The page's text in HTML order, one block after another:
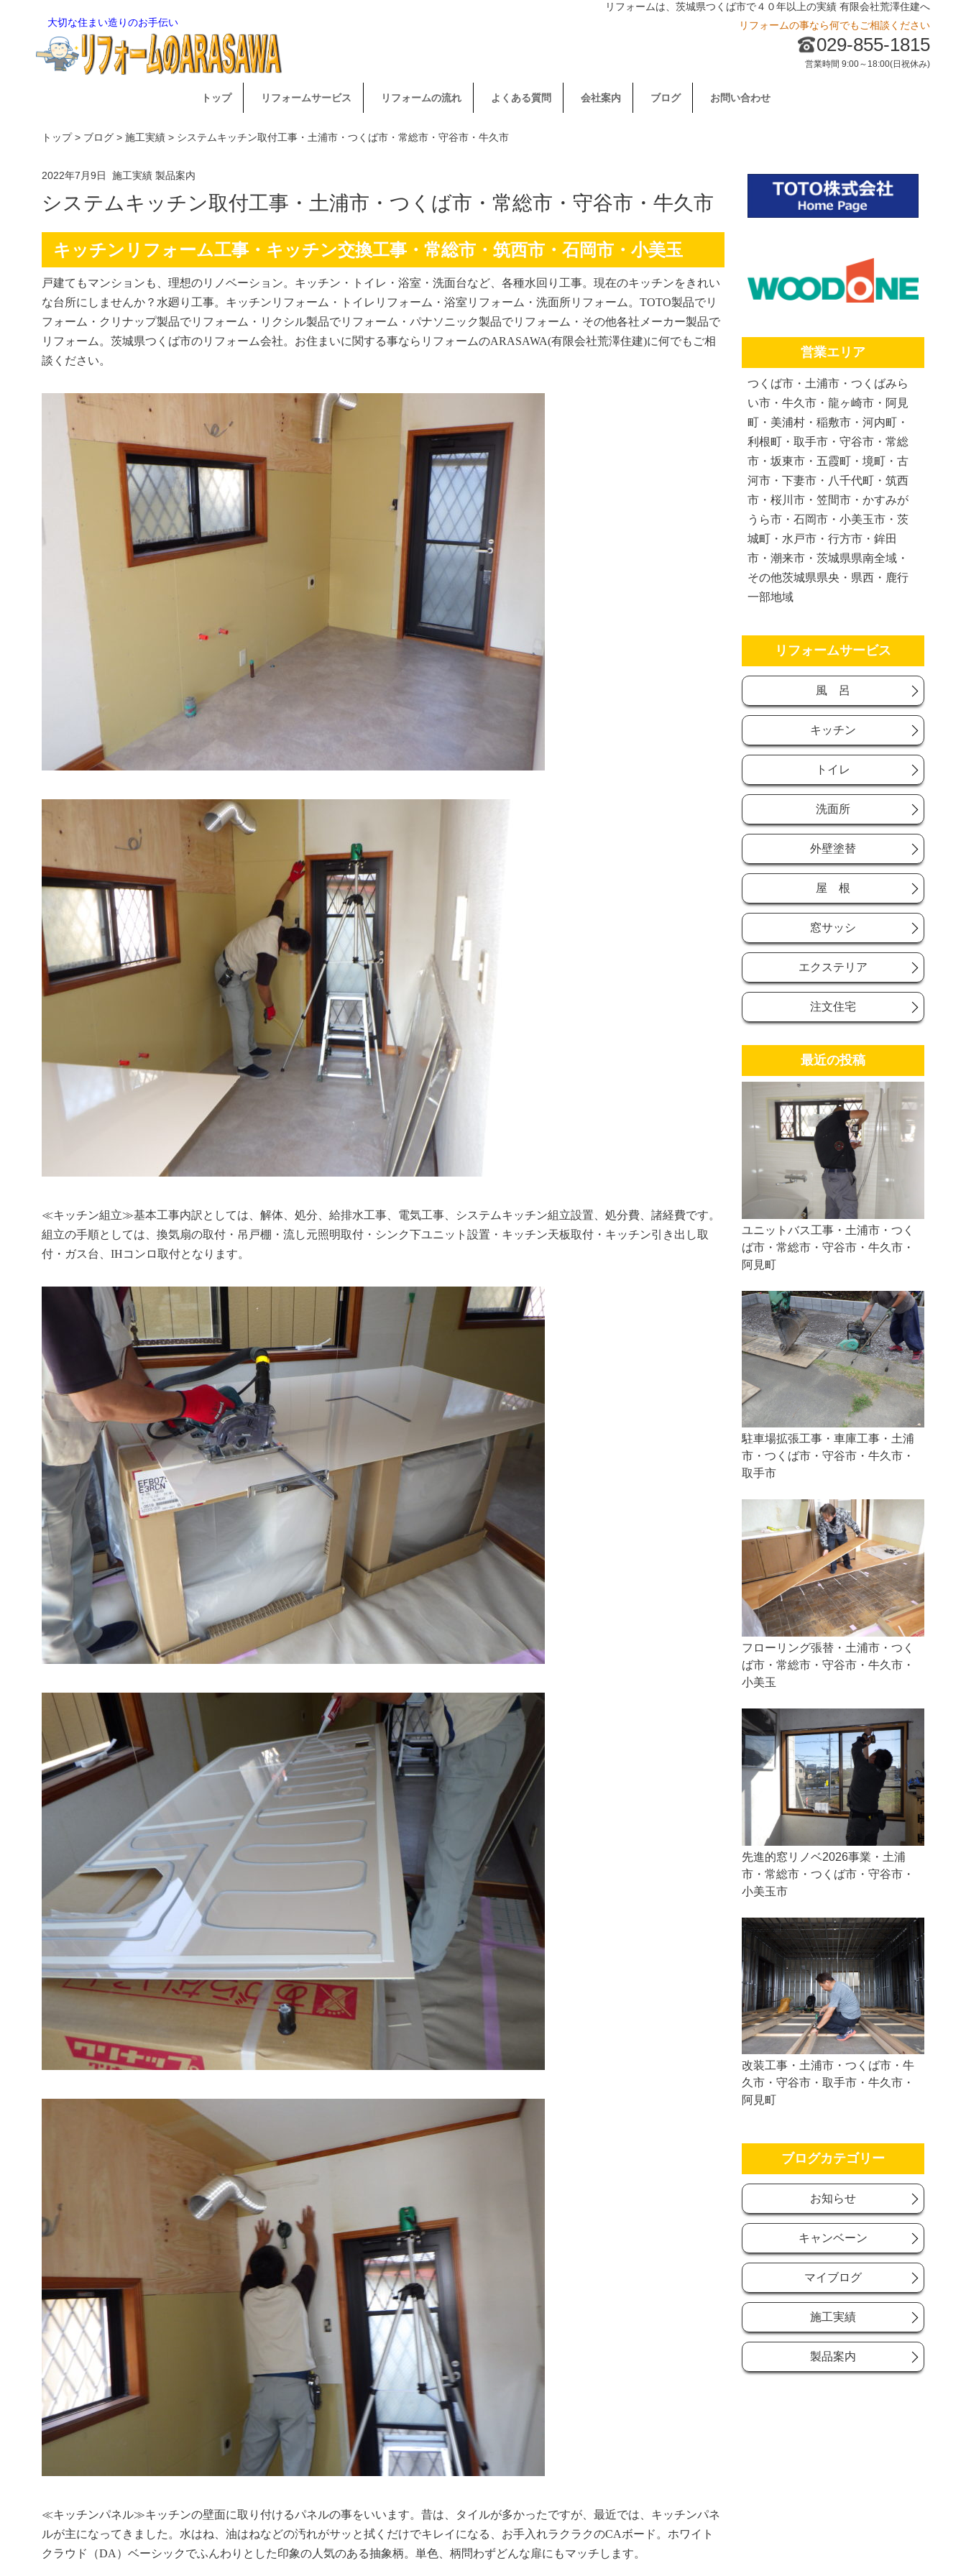
リフォームは、茨城県つくば市で４０年以上の実績 有限会社荒澤住建へ
大切な住まい造りのお手伝い
リフォームの事なら何でもご相談ください
029-855-1815
営業時間 9:00～18:00(日祝休み)
トップ リフォームサービス リフォームの流れ よくある質問 会社案内 ブログ お問い合わせ
トップ> ブログ > 施工実績 > システムキッチン取付工事・土浦市・つくば市・常総市・守谷市・牛久市
2022年7月9日 施工実績 製品案内
システムキッチン取付工事・土浦市・つくば市・常総市・守谷市・牛久市
キッチンリフォーム工事・キッチン交換工事・常総市・筑西市・石岡市・小美玉
戸建てもマンションも、理想のリノベーション。キッチン・トイレ・浴室・洗面台など、各種水回り工事。現在のキッチンをきれい
な台所にしませんか？水廻り工事。キッチンリフォーム・トイレリフォーム・浴室リフォーム・洗面所リフォーム。TOTO製品でリ
フォーム・クリナップ製品でリフォーム・リクシル製品でリフォーム・パナソニック製品でリフォーム・その他各社メーカー製品で
リフォーム。茨城県つくば市のリフォーム会社。お住まいに関する事ならリフォームのARASAWA(有限会社荒澤住建)に何でもご相
談ください。
≪キッチン組立≫基本工事内訳としては、解体、処分、給排水工事、電気工事、システムキッチン組立設置、処分費、諸経費です。
組立の手順としては、換気扇の取付・吊戸棚・流し元照明取付・シンク下ユニット設置・キッチン天板取付・キッチン引き出し取
付・ガス台、IHコンロ取付となります。
≪キッチンパネル≫キッチンの壁面に取り付けるパネルの事をいいます。昔は、タイルが多かったですが、最近では、キッチンパネ
ルが主になってきました。水はね、油はねなどの汚れがサッと拭くだけでキレイになる、お手入れラクラクのCAボード。ホワイト
クラウド（DA）ベーシックでふんわりとした印象の人気のある抽象柄。単色、柄問わずどんな扉にもマッチします。
営業エリア
つくば市・土浦市・つくばみら
い市・牛久市・龍ヶ崎市・阿見
町・美浦村・稲敷市・河内町・
利根町・取手市・守谷市・常総
市・坂東市・五霞町・境町・古
河市・下妻市・八千代町・筑西
市・桜川市・笠間市・かすみが
うら市・石岡市・小美玉市・茨
城町・水戸市・行方市・鉾田
市・潮来市・茨城県県南全域・
その他茨城県県央・県西・鹿行
一部地域
リフォームサービス
風 呂
キッチン
トイレ
洗面所
外壁塗替
屋 根
窓サッシ
エクステリア
注文住宅
最近の投稿
ユニットバス工事・土浦市・つく
ば市・常総市・守谷市・牛久市・
阿見町
駐車場拡張工事・車庫工事・土浦
市・つくば市・守谷市・牛久市・
取手市
フローリング張替・土浦市・つく
ば市・常総市・守谷市・牛久市・
小美玉
先進的窓リノベ2026事業・土浦
市・常総市・つくば市・守谷市・
小美玉市
改装工事・土浦市・つくば市・牛
久市・守谷市・取手市・牛久市・
阿見町
ブログカテゴリー
お知らせ
キャンベーン
マイブログ
施工実績
製品案内